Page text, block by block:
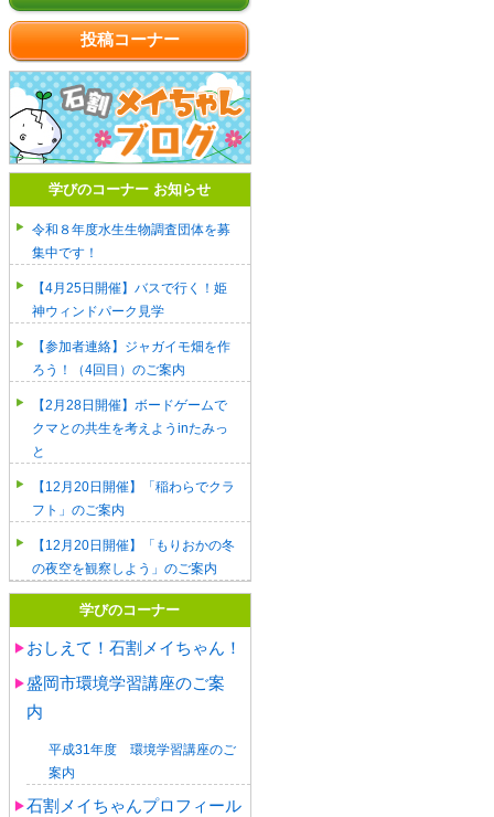
投稿コーナー
学びのコーナー お知らせ
令和８年度水生生物調査団体を募
集中です！
【4月25日開催】バスで行く！姫
神ウィンドパーク見学
【参加者連絡】ジャガイモ畑を作
ろう！（4回目）のご案内
【2月28日開催】ボードゲームで
クマとの共生を考えようinたみっ
と
【12月20日開催】「稲わらでクラ
フト」のご案内
【12月20日開催】「もりおかの冬
の夜空を観察しよう」のご案内
学びのコーナー
おしえて！石割メイちゃん！
盛岡市環境学習講座のご案
内
平成31年度 環境学習講座のご
案内
石割メイちゃんプロフィール